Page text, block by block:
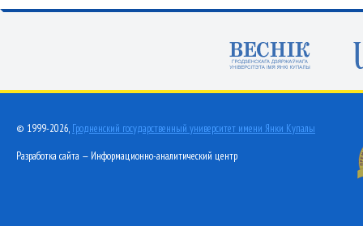
© 1999-2026, Гродненский государственный университет имени Янки Купалы
Разработка сайта — Информационно-аналитический центр